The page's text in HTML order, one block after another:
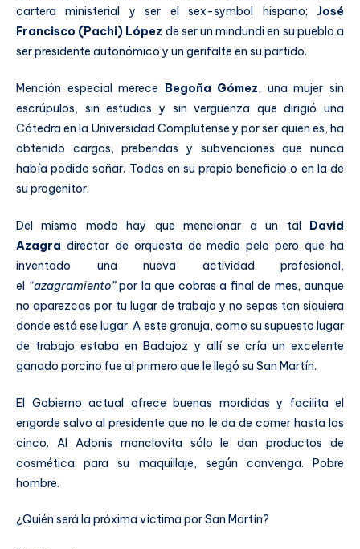
cartera ministerial y ser el sex-symbol hispano; José
Francisco (Pachi) López de ser un mindundi en su pueblo a
ser presidente autonómico y un gerifalte en su partido.
Mención especial merece Begoña Gómez, una mujer sin
escrúpulos, sin estudios y sin vergüenza que dirigió una
Cátedra en la Universidad Complutense y por ser quien es, ha
obtenido cargos, prebendas y subvenciones que nunca
había podido soñar. Todas en su propio beneficio o en la de
su progenitor.
Del mismo modo hay que mencionar a un tal David
Azagra director de orquesta de medio pelo pero que ha
inventado una nueva actividad profesional,
el “azagramiento”por la que cobras a final de mes, aunque
no aparezcas por tu lugar de trabajo y no sepas tan siquiera
donde está ese lugar. A este granuja, como su supuesto lugar
de trabajo estaba en Badajoz y allí se cría un excelente
ganado porcino fue al primero que le llegó su San Martín.
El Gobierno actual ofrece buenas mordidas y facilita el
engorde salvo al presidente que no le da de comer hasta las
cinco. Al Adonis monclovita sólo le dan productos de
cosmética para su maquillaje, según convenga. Pobre
hombre.
¿Quién será la próxima víctima por San Martín?